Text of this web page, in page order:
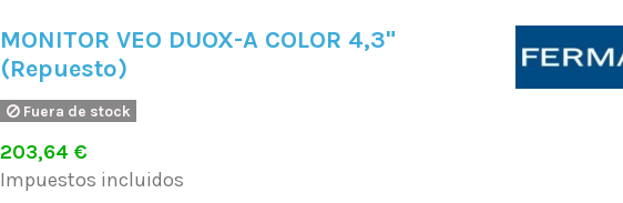
MONITOR VEO DUOX-A COLOR 4,3"
(Repuesto)
Fuera de stock
203,64 €
Impuestos incluidos